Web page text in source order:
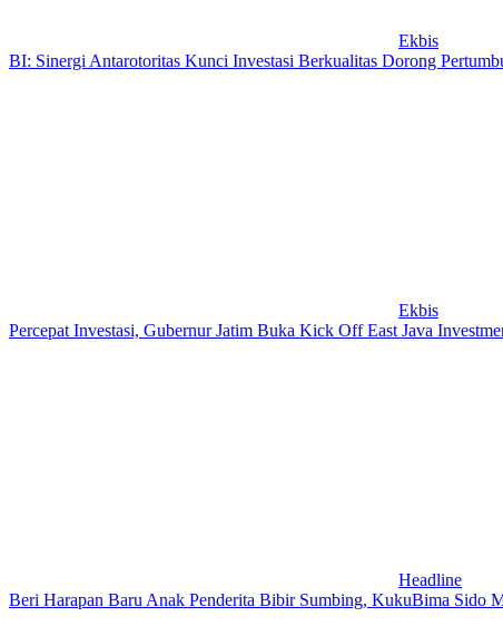
Ekbis
BI: Sinergi Antarotoritas Kunci Investasi Berkualitas Dorong
Ekbis
Percepat Investasi, Gubernur Jatim Buka Kick Off East Java
Headline
Beri Harapan Baru Anak Penderita Bibir Sumbing, KukuBima Sido